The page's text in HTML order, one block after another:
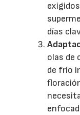
días
olas de
de frío